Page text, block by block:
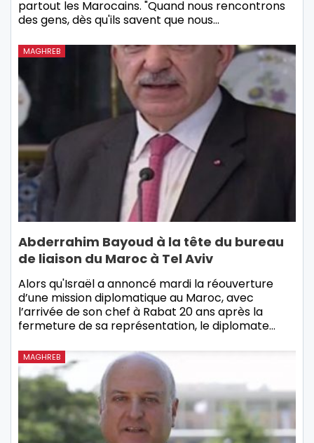
partout les Marocains. "Quand nous rencontrons
des gens, dès qu'ils savent que nous…
MAGHREB
Abderrahim Bayoud à la tête du bureau
de liaison du Maroc à Tel Aviv
Alors qu'Israël a annoncé mardi la réouverture
d’une mission diplomatique au Maroc, avec
l’arrivée de son chef à Rabat 20 ans après la
fermeture de sa représentation, le diplomate…
MAGHREB